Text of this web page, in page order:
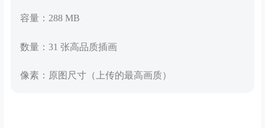
容量：288 MB
数量：31 张高品质插画
像素：原图尺寸（上传的最高画质）